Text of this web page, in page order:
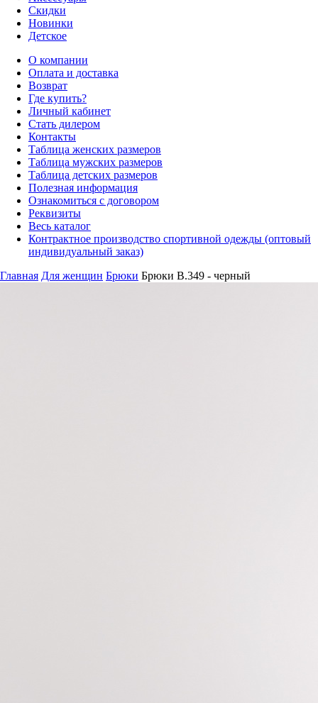
Скидки
Новинки
Детское
О компании
Оплата и доставка
Возврат
Где купить?
Личный кабинет
Стать дилером
Контакты
Таблица женских размеров
Таблица мужских размеров
Таблица детских размеров
Полезная информация
Ознакомиться с договором
Реквизиты
Весь каталог
Контрактное производство спортивной одежды (оптовый
индивидуальный заказ)
Главная Для женщин Брюки Брюки B.349 - черный